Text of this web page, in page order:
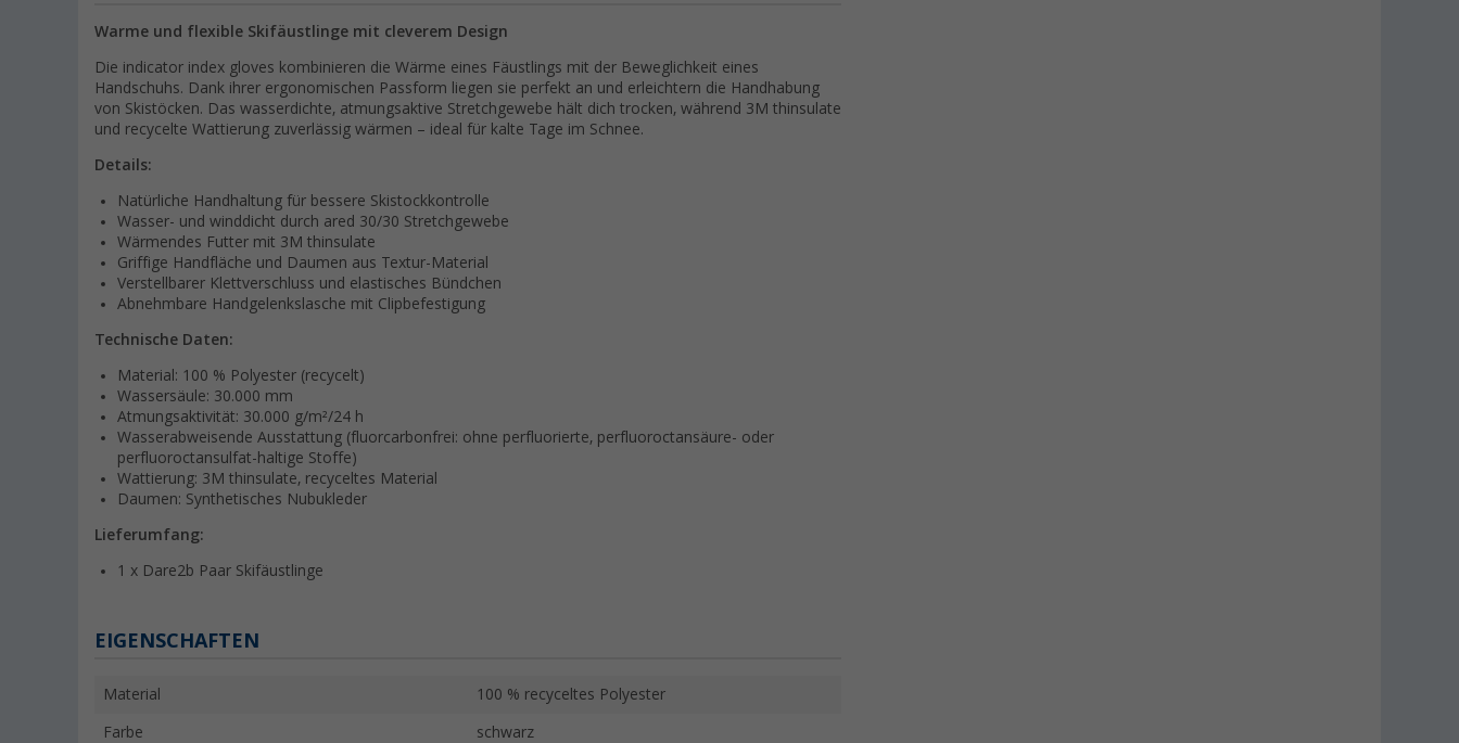
Warme und flexible Skifäustlinge mit cleverem Design
Die indicator index gloves kombinieren die Wärme eines Fäustlings mit der Beweglichkeit eines
Handschuhs. Dank ihrer ergonomischen Passform liegen sie perfekt an und erleichtern die Handhabung
von Skistöcken. Das wasserdichte, atmungsaktive Stretchgewebe hält dich trocken, während 3M thinsulate
und recycelte Wattierung zuverlässig wärmen – ideal für kalte Tage im Schnee.
Details:
Natürliche Handhaltung für bessere Skistockkontrolle
Wasser- und winddicht durch ared 30/30 Stretchgewebe
Wärmendes Futter mit 3M thinsulate
Griffige Handfläche und Daumen aus Textur-Material
Verstellbarer Klettverschluss und elastisches Bündchen
Abnehmbare Handgelenkslasche mit Clipbefestigung
Technische Daten:
Material: 100 % Polyester (recycelt)
Wassersäule: 30.000 mm
Atmungsaktivität: 30.000 g/m²/24 h
Wasserabweisende Ausstattung (fluorcarbonfrei: ohne perfluorierte, perfluoroctansäure- oder
perfluoroctansulfat-haltige Stoffe)
Wattierung: 3M thinsulate, recyceltes Material
Daumen: Synthetisches Nubukleder
Lieferumfang:
1 x Dare2b Paar Skifäustlinge
EIGENSCHAFTEN
Material 100 % recyceltes Polyester
Farbe schwarz